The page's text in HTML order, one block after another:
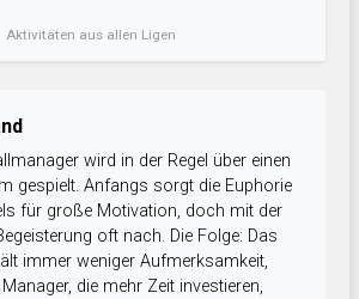
Aktivitäten aus allen Ligen
wird in der Regel über einen
gespielt. Anfangs sorgt die Euphorie
für große Motivation, doch mit der
oft nach. Die Folge: Das
immer weniger Aufmerksamkeit,
die mehr Zeit investieren,